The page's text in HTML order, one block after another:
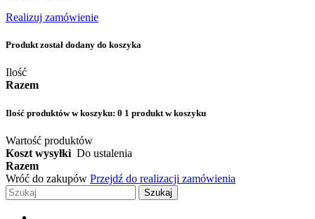
Realizuj zamówienie
Produkt został dodany do koszyka
Ilość
Razem
Ilość produktów w koszyku: 0 1 produkt w koszyku
Wartość produktów
Koszt wysyłki Do ustalenia
Razem
Wróć do zakupów Przejdź do realizacji zamówienia
Szukaj